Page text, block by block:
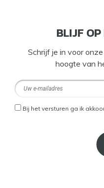
BLIJF
Schrijf je in voor
hoogte van
Bij het versturen ga ik